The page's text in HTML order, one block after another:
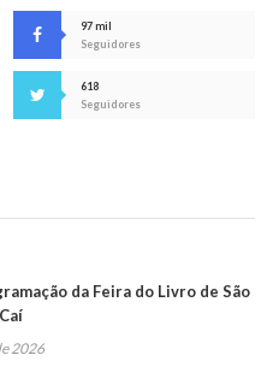
97 mil
Seguidores
618
Seguidores
da Feira do Livro de São
2026